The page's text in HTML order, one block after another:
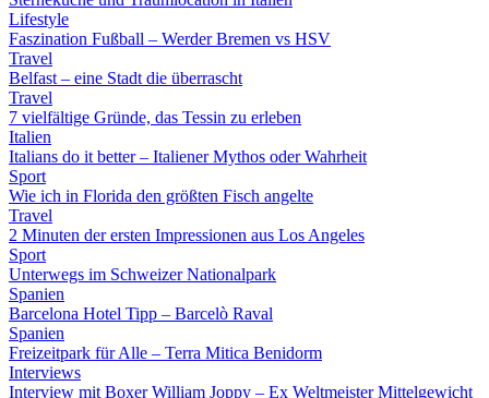
Lifestyle
Faszination Fußball – Werder Bremen vs HSV
Travel
Belfast – eine Stadt die überrascht
Travel
7 vielfältige Gründe, das Tessin zu erleben
Italien
Italians do it better – Italiener Mythos oder Wahrheit
Sport
Wie ich in Florida den größten Fisch angelte
Travel
2 Minuten der ersten Impressionen aus Los Angeles
Sport
Unterwegs im Schweizer Nationalpark
Spanien
Barcelona Hotel Tipp – Barcelò Raval
Spanien
Freizeitpark für Alle – Terra Mitica Benidorm
Interviews
Interview mit Boxer William Joppy – Ex Weltmeister Mittelgewicht